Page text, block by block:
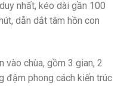
nhất, kéo dài gần 100
dẫn dắt tâm hồn con
vào chùa, gồm 3 gian, 2
đậm phong cách kiến trúc